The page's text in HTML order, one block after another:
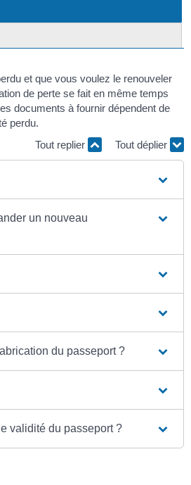
et que vous voulez le renouveler
de perte se fait en même temps
documents à fournir dépendent de
perdu.
Tout replier
Tout déplier
un nouveau
du passeport ?
validité du passeport ?